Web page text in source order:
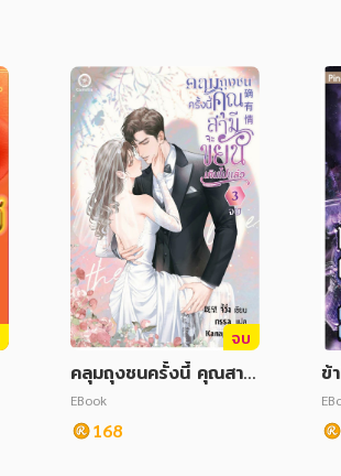
จบ
คลุมถุงชนครั้งนี้ คุณสามี
จะขยันเกินไปแล้ว เล่ม 3
EBook
168
ข้
ร
2